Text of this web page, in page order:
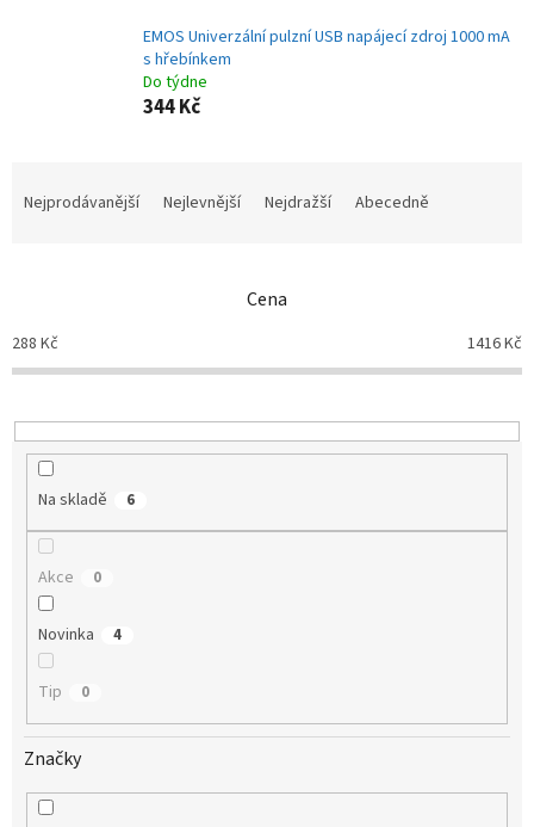
EMOS Univerzální pulzní USB napájecí zdroj 1000 mA
s hřebínkem
Do týdne
344 Kč
p
r
o
u
Nejprodávanější Nejlevnější Nejdražší Abecedně
Cena
288 Kč 1416Kč
Na skladě 6
Akce 0
Novinka 4
Tip 0
Značky